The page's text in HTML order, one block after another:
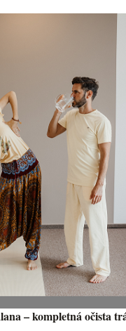
– kompletná očista